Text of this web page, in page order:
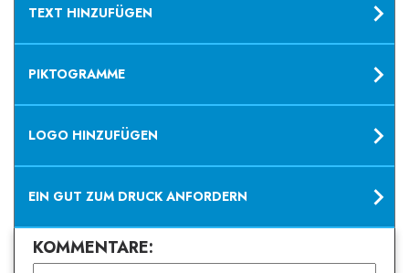
TEXT HINZUFÜGEN
PIKTOGRAMME
LOGO HINZUFÜGEN
EIN GUT ZUM DRUCK ANFORDERN
KOMMENTARE: